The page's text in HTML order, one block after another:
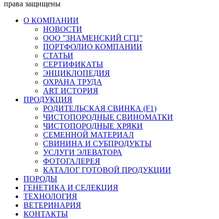
права защищены
О КОМПАНИИ
НОВОСТИ
ООО "ЗНАМЕНСКИЙ СГЦ"
ПОРТФОЛИО КОМПАНИИ
СТАТЬИ
СЕРТИФИКАТЫ
ЭНЦИКЛОПЕДИЯ
ОХРАНА ТРУДА
ART ИСТОРИЯ
ПРОДУКЦИЯ
РОДИТЕЛЬСКАЯ СВИНКА (F1)
ЧИСТОПОРОДНЫЕ СВИНОМАТКИ
ЧИСТОПОРОДНЫЕ ХРЯКИ
СЕМЕННОЙ МАТЕРИАЛ
СВИНИНА И СУБПРОДУКТЫ
УСЛУГИ ЭЛЕВАТОРА
ФОТОГАЛЕРЕЯ
КАТАЛОГ ГОТОВОЙ ПРОДУКЦИИ
ПОРОДЫ
ГЕНЕТИКА И СЕЛЕКЦИЯ
ТЕХНОЛОГИЯ
ВЕТЕРИНАРИЯ
КОНТАКТЫ